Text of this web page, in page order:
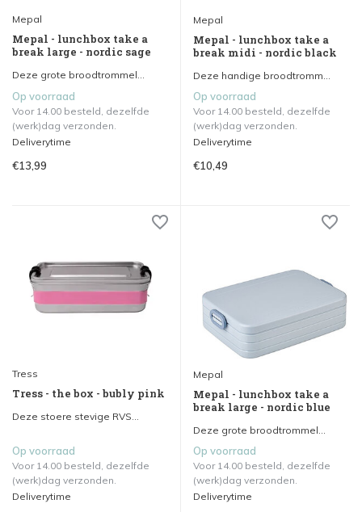
Mepal
Mepal - lunchbox take a
break large - nordic sage
Deze grote broodtrommel...
Op voorraad
Voor 14.00 besteld, dezelfde
(werk)dag verzonden.
Deliverytime
€13,99
Mepal
Mepal - lunchbox take a
break midi - nordic black
Deze handige broodtromm...
Op voorraad
Voor 14.00 besteld, dezelfde
(werk)dag verzonden.
Deliverytime
€10,49
Tress
Tress - the box - bubly pink
Deze stoere stevige RVS...
Op voorraad
Voor 14.00 besteld, dezelfde
(werk)dag verzonden.
Deliverytime
Mepal
Mepal - lunchbox take a
break large - nordic blue
Deze grote broodtrommel...
Op voorraad
Voor 14.00 besteld, dezelfde
(werk)dag verzonden.
Deliverytime